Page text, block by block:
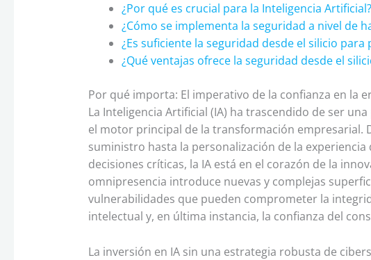
¿Por qué es crucial para la Inteligencia Artificial?
¿Cómo se implementa la seguridad a nivel de
¿Es suficiente la seguridad desde el silicio para
¿Qué ventajas ofrece la seguridad desde el
Por qué importa: El imperativo de la confianza en la
La Inteligencia Artificial (IA) ha trascendido de ser
el motor principal de la transformación empresarial.
suministro hasta la personalización de la
decisiones críticas, la IA está en el corazón de la
omnipresencia introduce nuevas y complejas
vulnerabilidades que pueden comprometer la
intelectual y, en última instancia, la confianza del
La inversión en IA sin una estrategia robusta de